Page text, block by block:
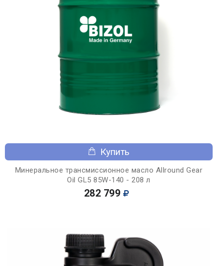
Купить
Минеральное трансмиссионное масло Allround Gear
Oil GL5 85W-140 - 208 л
282 799